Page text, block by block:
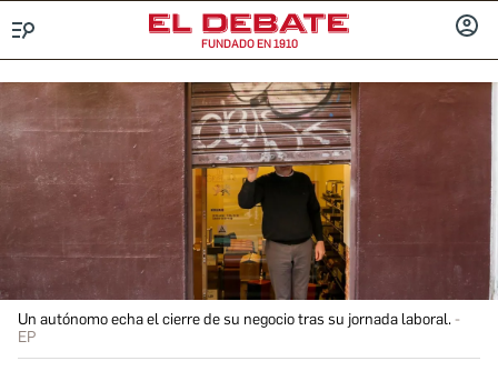
FUNDADO EN 1910
Un autónomo echa el cierre de su negocio tras su jornada laboral.
EP